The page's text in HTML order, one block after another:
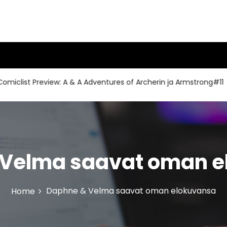
Preview: A & A Adventures of Archerin ja Armstrong#11
saavat oman
Home Daphne & Velma saavat oman elokuvansa